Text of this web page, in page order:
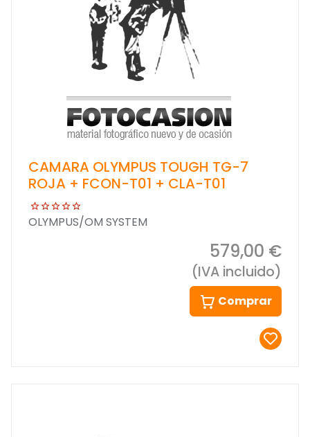
CAMARA OLYMPUS TOUGH TG-7
ROJA + FCON-T01 + CLA-T01
OLYMPUS/OM SYSTEM
579,00 €
(IVA incluido)
Comprar